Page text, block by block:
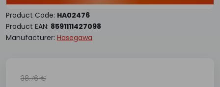
Product Code: HA02476
Product EAN: 8591111427098
Manufacturer: Hasegawa
38.76 €